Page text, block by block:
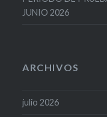
JUNIO 2026
ARCHIVOS
julio 2026